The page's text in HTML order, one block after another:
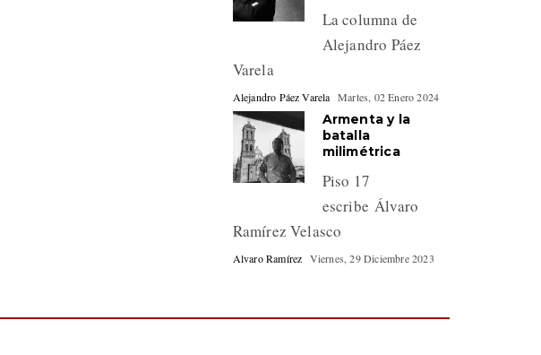
La columna de
Alejandro Páez
Varela
Alejandro Páez Varela Martes, 02 Enero 2024
Armenta y la
batalla
milimétrica
Piso 17
escribe Álvaro
Ramírez Velasco
Alvaro Ramírez Viernes, 29 Diciembre 2023